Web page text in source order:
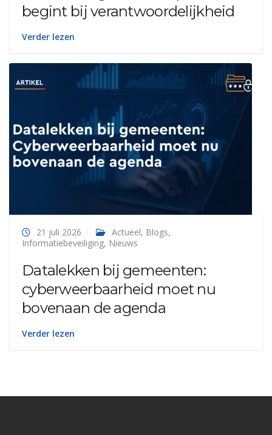
begint bij verantwoordelijkheid
Verder lezen
21 juli 2026 Actueel, Blogs,
Informatiebeveiliging, Nieuws
Datalekken bij gemeenten:
cyberweerbaarheid moet nu
bovenaan de agenda
Verder lezen